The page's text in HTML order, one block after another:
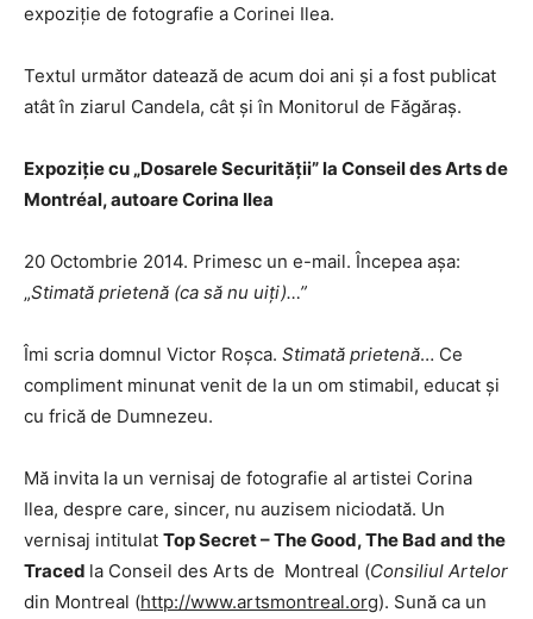
expoziție de fotografie a Corinei Ilea.
Textul următor datează de acum doi ani și a fost publicat
atât în ziarul Candela, cât și în Monitorul de Făgăraș.
Expoziție cu „Dosarele Securității” la Conseil des Arts de
Montréal, autoare Corina Ilea
20 Octombrie 2014. Primesc un e-mail. Începea așa:
„Stimată prietenă (ca să nu uiți)…”
Îmi scria domnul Victor Roșca. Stimată prietenă… Ce
compliment minunat venit de la un om stimabil, educat și
cu frică de Dumnezeu.
Mă invita la un vernisaj de fotografie al artistei Corina
Ilea, despre care, sincer, nu auzisem niciodată. Un
vernisaj intitulat Top Secret – The Good, The Bad and the
Traced la Conseil des Arts de Montreal (Consiliul Artelor
din Montreal (http://www.artsmontreal.org). Sună ca un